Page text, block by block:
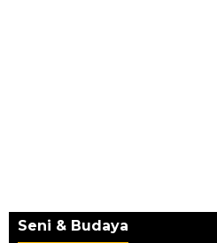
Seni & Budaya